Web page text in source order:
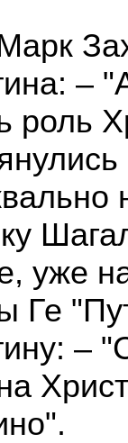
–
роль
уже
Ге
–